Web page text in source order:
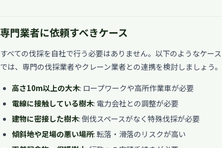
専門業者に依頼すべきケース
すべての伐採を自社で行う必要はありません。以下のようなケース
では、専門の伐採業者やクレーン業者との連携を検討しましょう。
高さ10m以上の大木: ロープワークや高所作業車が必要
電線に接触している樹木: 電力会社との調整が必要
建物に密接した樹木: 倒伐スペースがなく特殊伐採が必要
傾斜地や足場の悪い場所: 転落・滑落のリスクが高い